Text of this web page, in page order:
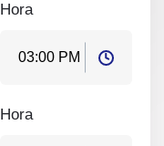
Hora
Hora